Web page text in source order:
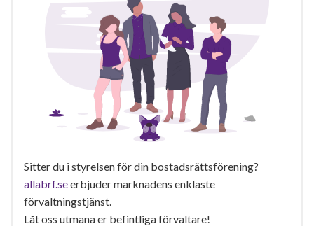
Sitter du i styrelsen för din bostadsrättsförening?
allabrf.seerbjuder marknadens enklaste
förvaltningstjänst.
Låt oss utmana er befintliga förvaltare!